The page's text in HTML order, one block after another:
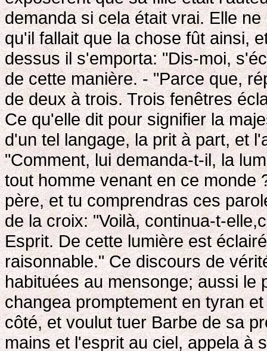
demanda si cela était vrai. Elle
qu'il fallait que la chose fût ainsi,
dessus il s'emporta: "Dis-moi,
de cette manière. - "Parce que,
de deux à trois. Trois fenêtres
Ce qu'elle dit pour signifier la
d'un tel langage, la prit à part, et
"Comment, lui demanda-t-il, la
tout homme venant en ce monde
père, et tu comprendras ces
de la croix: "Voilà, continua-t-
Esprit. De cette lumière est
raisonnable." Ce discours de
habituées au mensonge; aussi le
changea promptement en tyran
côté, et voulut tuer Barbe de sa
mains et l'esprit au ciel, appela à